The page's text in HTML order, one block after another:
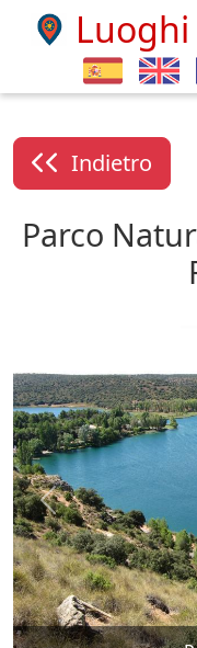
Indietro
Parco